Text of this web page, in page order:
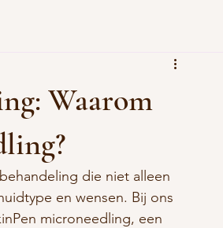
Waarom
die niet alleen
en wensen. Bij ons
microneedling, een